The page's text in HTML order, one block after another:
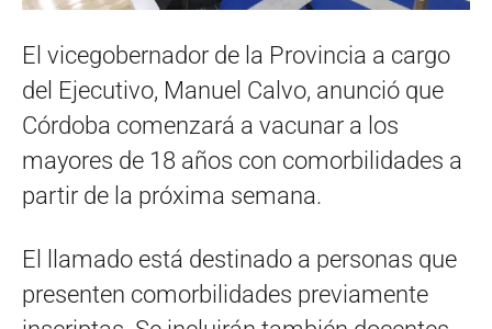
El vicegobernador de la Provincia a cargo
del Ejecutivo, Manuel Calvo, anunció que
Córdoba comenzará a vacunar a los
mayores de 18 años con comorbilidades a
partir de la próxima semana.
El llamado está destinado a personas que
presenten comorbilidades previamente